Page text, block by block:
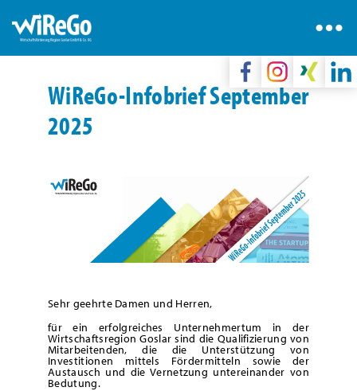
WiReGo-Infobrief September
2025
Sehr geehrte Damen und Herren,
für ein erfolgreiches Unternehmertum in der
Wirtschaftsregion Goslar sind die Qualifizierung von
Mitarbeitenden, die die Unterstützung von
Investitionen mittels Fördermitteln sowie der
Austausch und die Vernetzung untereinander von
Bedutung.